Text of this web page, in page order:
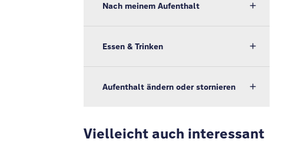
Nach meinem Aufenthalt
Essen & Trinken
Aufenthalt ändern oder stornieren
Vielleicht auch interessant